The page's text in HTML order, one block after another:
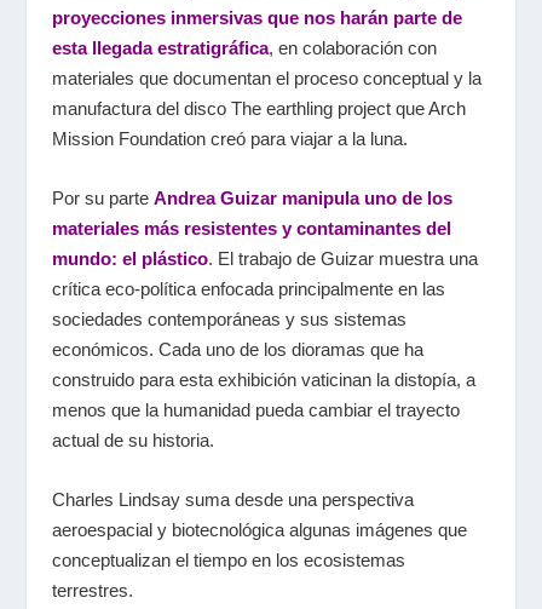
proyecciones inmersivas que nos harán parte de
esta llegada estratigráfica, en colaboración con
materiales que documentan el proceso conceptual y la
manufactura del disco The earthling project que Arch
Mission Foundation creó para viajar a la luna.
Por su parte Andrea Guizar manipula uno de los
materiales más resistentes y contaminantes del
mundo: el plástico. El trabajo de Guizar muestra una
crítica eco-política enfocada principalmente en las
sociedades contemporáneas y sus sistemas
económicos. Cada uno de los dioramas que ha
construido para esta exhibición vaticinan la distopía, a
menos que la humanidad pueda cambiar el trayecto
actual de su historia.
Charles Lindsay suma desde una perspectiva
aeroespacial y biotecnológica algunas imágenes que
conceptualizan el tiempo en los ecosistemas
terrestres.